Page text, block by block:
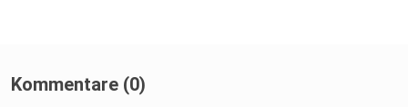
Kommentare (0)